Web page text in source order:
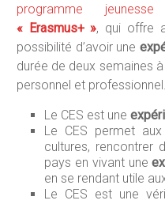
programme
« Erasmus+ », qui offre
possibilité d’avoir une
durée de deux semaines
personnel et professionnel.
Le CES est une
Le CES permet
cultures, rencontrer
pays en vivant une
en se rendant utile
Le CES est une